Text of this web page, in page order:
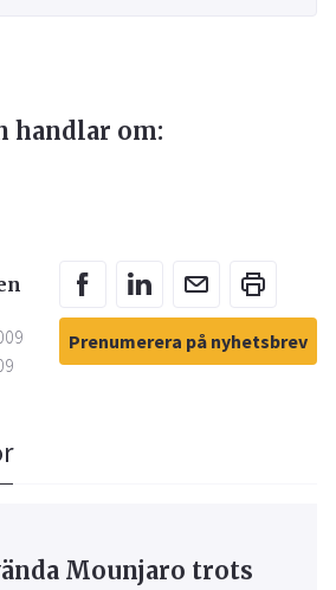
handlar om:
Prenumerera på nyhetsbrev
Mounjaro trots